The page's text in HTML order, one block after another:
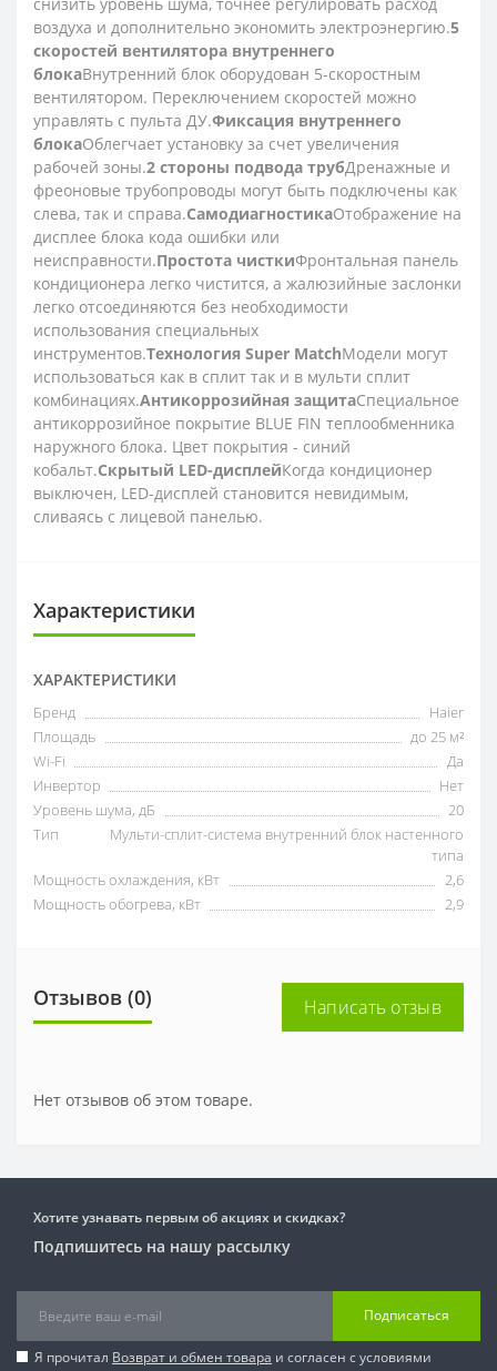
воздуха и дополнительно экономить электроэнергию.5
скоростей вентилятора внутреннего
блокаВнутренний блок оборудован 5-скоростным
вентилятором. Переключением скоростей можно
управлять с пульта ДУ.Фиксация внутреннего
блокаОблегчает установку за счет увеличения
рабочей зоны.2 стороны подвода трубДренажные и
фреоновые трубопроводы могут быть подключены как
слева, так и справа.СамодиагностикаОтображение на
дисплее блока кода ошибки или
неисправности.Простота чисткиФронтальная панель
кондиционера легко чистится, а жалюзийные заслонки
легко отсоединяются без необходимости
использования специальных
инструментов.Технология Super MatchМодели могут
использоваться как в сплит так и в мульти сплит
комбинациях.Антикоррозийная защитаСпециальное
антикоррозийное покрытие BLUE FIN теплообменника
наружного блока. Цвет покрытия - синий
кобальт.Скрытый LED-дисплейКогда кондиционер
выключен, LED-дисплей становится невидимым,
сливаясь с лицевой панелью.
Характеристики
ХАРАКТЕРИСТИКИ
Бренд
Haier
Площадь
до 25 м²
Wi-Fi
Да
Инвертор
Нет
Уровень шума, дБ
20
Тип
Мульти-сплит-система внутренний блок настенного
типа
Мощность охлаждения, кВт
2,6
Мощность обогрева, кВт
2,9
Отзывов (0) Написать отзыв
Нет отзывов об этом товаре.
Хотите узнавать первым об акциях и скидках?
Подпишитесь на нашу рассылку
Подписаться
Я прочитал Возврат и обмен товара и согласен с условиями